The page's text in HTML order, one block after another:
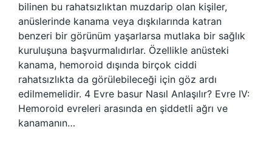
bilinen bu rahatsızlıktan muzdarip olan kişiler,
anüslerinde kanama veya dışkılarında katran
benzeri bir görünüm yaşarlarsa mutlaka bir sağlık
kuruluşuna başvurmalıdırlar. Özellikle anüsteki
kanama, hemoroid dışında birçok ciddi
rahatsızlıkta da görülebileceği için göz ardı
edilmemelidir. 4 Evre basur Nasıl Anlaşılır? Evre IV:
Hemoroid evreleri arasında en şiddetli ağrı ve
kanamanın…